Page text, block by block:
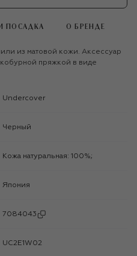
ПОСАДКА О БРЕНДЕ
из матовой кожи. Аксессуар
пряжкой в виде
Undercover
Черный
Кожа натуральная: 100%;
Япония
7084043
UC2E1W02